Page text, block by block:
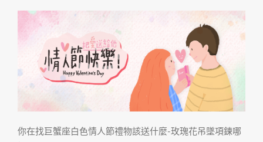
你在找巨蟹座白色情人節禮物該送什麼-玫瑰花吊墜項鍊哪